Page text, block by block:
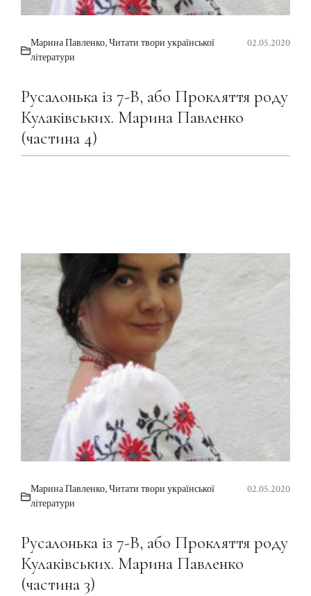
Марина Павленко,Читати твори української
літератури
02.05.2020
Русалонька із 7-В, або Прокляття роду
Кулаківських. Марина Павленко
(частина 4)
Марина Павленко,Читати твори української
літератури
02.05.2020
Русалонька із 7-В, або Прокляття роду
Кулаківських. Марина Павленко
(частина 3)